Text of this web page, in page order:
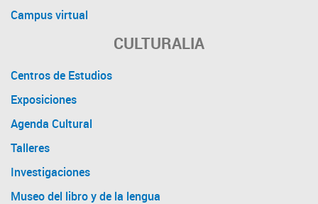
Campus virtual
CULTURALIA
Centros de Estudios
Exposiciones
Agenda Cultural
Talleres
Investigaciones
Museo del libro y de la lengua